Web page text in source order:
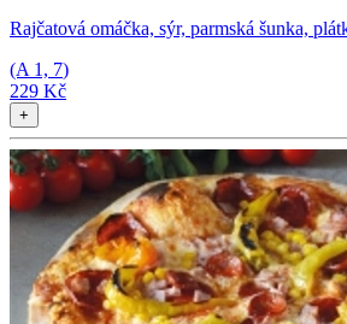
Rajčatová omáčka, sýr, parmská šunka,
(A 1, 7)
229 Kč
+